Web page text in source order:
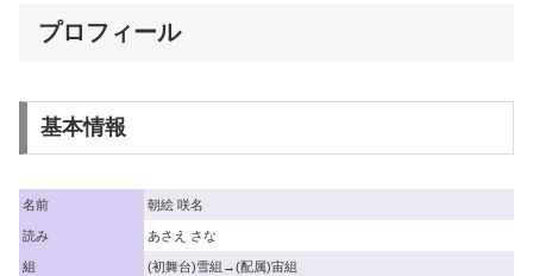
プロフィール
基本情報
名前 朝絵 咲名
読み あさえ さな
組 (初舞台)雪組→(配属)宙組